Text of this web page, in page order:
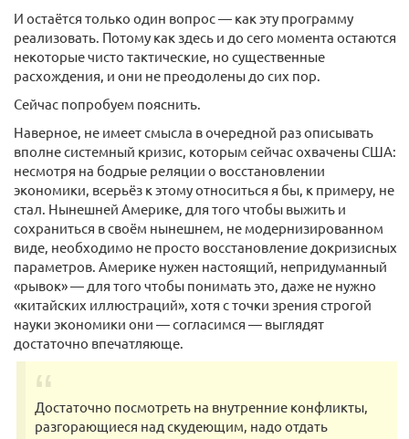
И остаётся только один вопрос — как эту программу
реализовать. Потому как здесь и до сего момента остаются
некоторые чисто тактические, но существенные
расхождения, и они не преодолены до сих пор.
Сейчас попробуем пояснить.
Наверное, не имеет смысла в очередной раз описывать
вполне системный кризис, которым сейчас охвачены США:
несмотря на бодрые реляции о восстановлении
экономики, всерьёз к этому относиться я бы, к примеру, не
стал. Нынешней Америке, для того чтобы выжить и
сохраниться в своём нынешнем, не модернизированном
виде, необходимо не просто восстановление докризисных
параметров. Америке нужен настоящий, непридуманный
«рывок» — для того чтобы понимать это, даже не нужно
«китайских иллюстраций», хотя с точки зрения строгой
науки экономики они — согласимся — выглядят
достаточно впечатляюще.
Достаточно посмотреть на внутренние конфликты,
разгорающиеся над скудеющим, надо отдать